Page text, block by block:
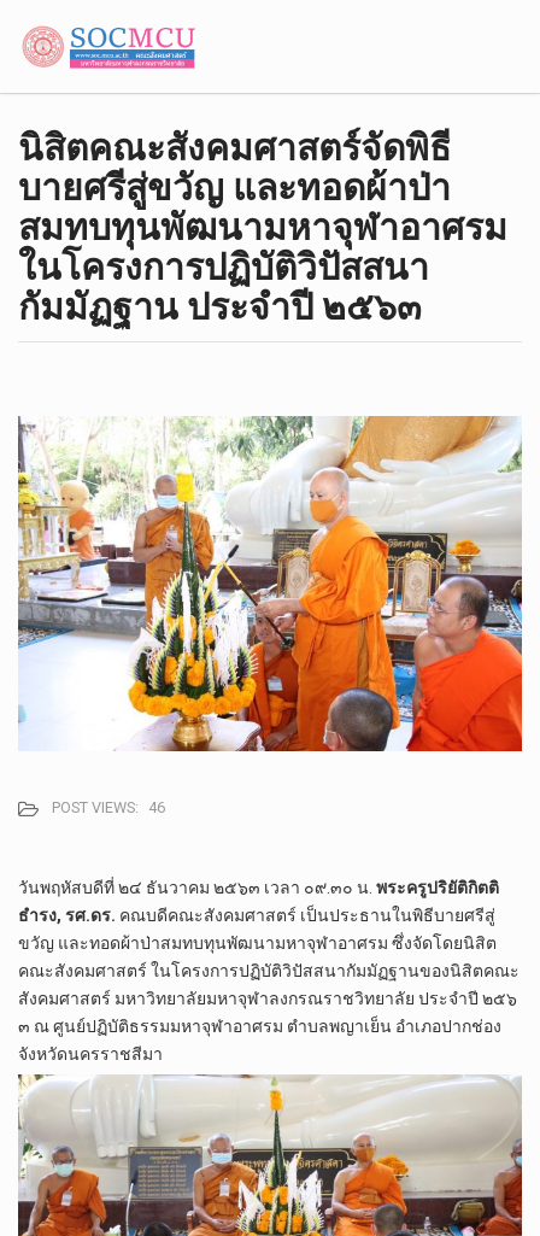
นิสิตคณะ​สังคม​ศาสตร์จัดพิธี​
บายศรี​สู่ขวัญ​ และทอดผ้าป่า​
สมทบทุน​พัฒนา​มหา​จุฬา​อาศรม
ในโครงการ​ปฏิบัติ​วิปัสสนา​
กัมมัฏฐาน ประจำปี ๒๕๖๓
POST VIEWS: 46
วันพฤหัสบ​ดี​ที่​ ๒๔ ธันวาคม​ ๒๕​๖​๓​ เวลา​ ๐๙.๓๐ น.​ พระครู​ปริยัติ​กิตติ​
ธำรง, รศ.ดร. ​ คณบดี​คณะ​สังคม​ศาสตร์​ เป็น​ประธาน​ในพิธี​บายศรี​สู่
ขวัญ​ และทอดผ้าป่า​สมทบทุน​พัฒนา​มหา​จุฬา​อาศรม​ ซึ่ง​จัดโดยนิสิต
คณะ​สังคม​ศาสตร์​ ในโครงการ​ปฏิบัติ​วิปัสสนา​กัมมัฏฐาน​ของ​นิสิต​คณะ​
สังคม​ศาสตร์​ มหา​วิทยาลัย​มหา​จุฬา​ลง​ก​รณ​ราช​วิทยาลัย​ ประจำ​ปี​ ๒๕​๖​
๓​ ณ​ ศูนย์​ปฏิบัติ​ธรรม​มหา​จุฬา​อาศรม​ ตํา​บล​พญา​เย็น​ อําเภอ​ปากช่อง​
จังหวัด​นครราชสีมา